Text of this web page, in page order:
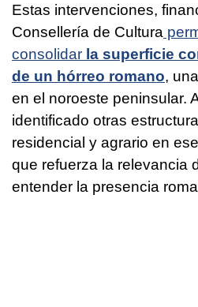
Estas intervenciones,
Consellería de Cultura
consolidar la superficie
de un hórreo romano,
en el noroeste peninsular.
identificado otras
residencial y agrario en
que refuerza la relevancia
entender la presencia